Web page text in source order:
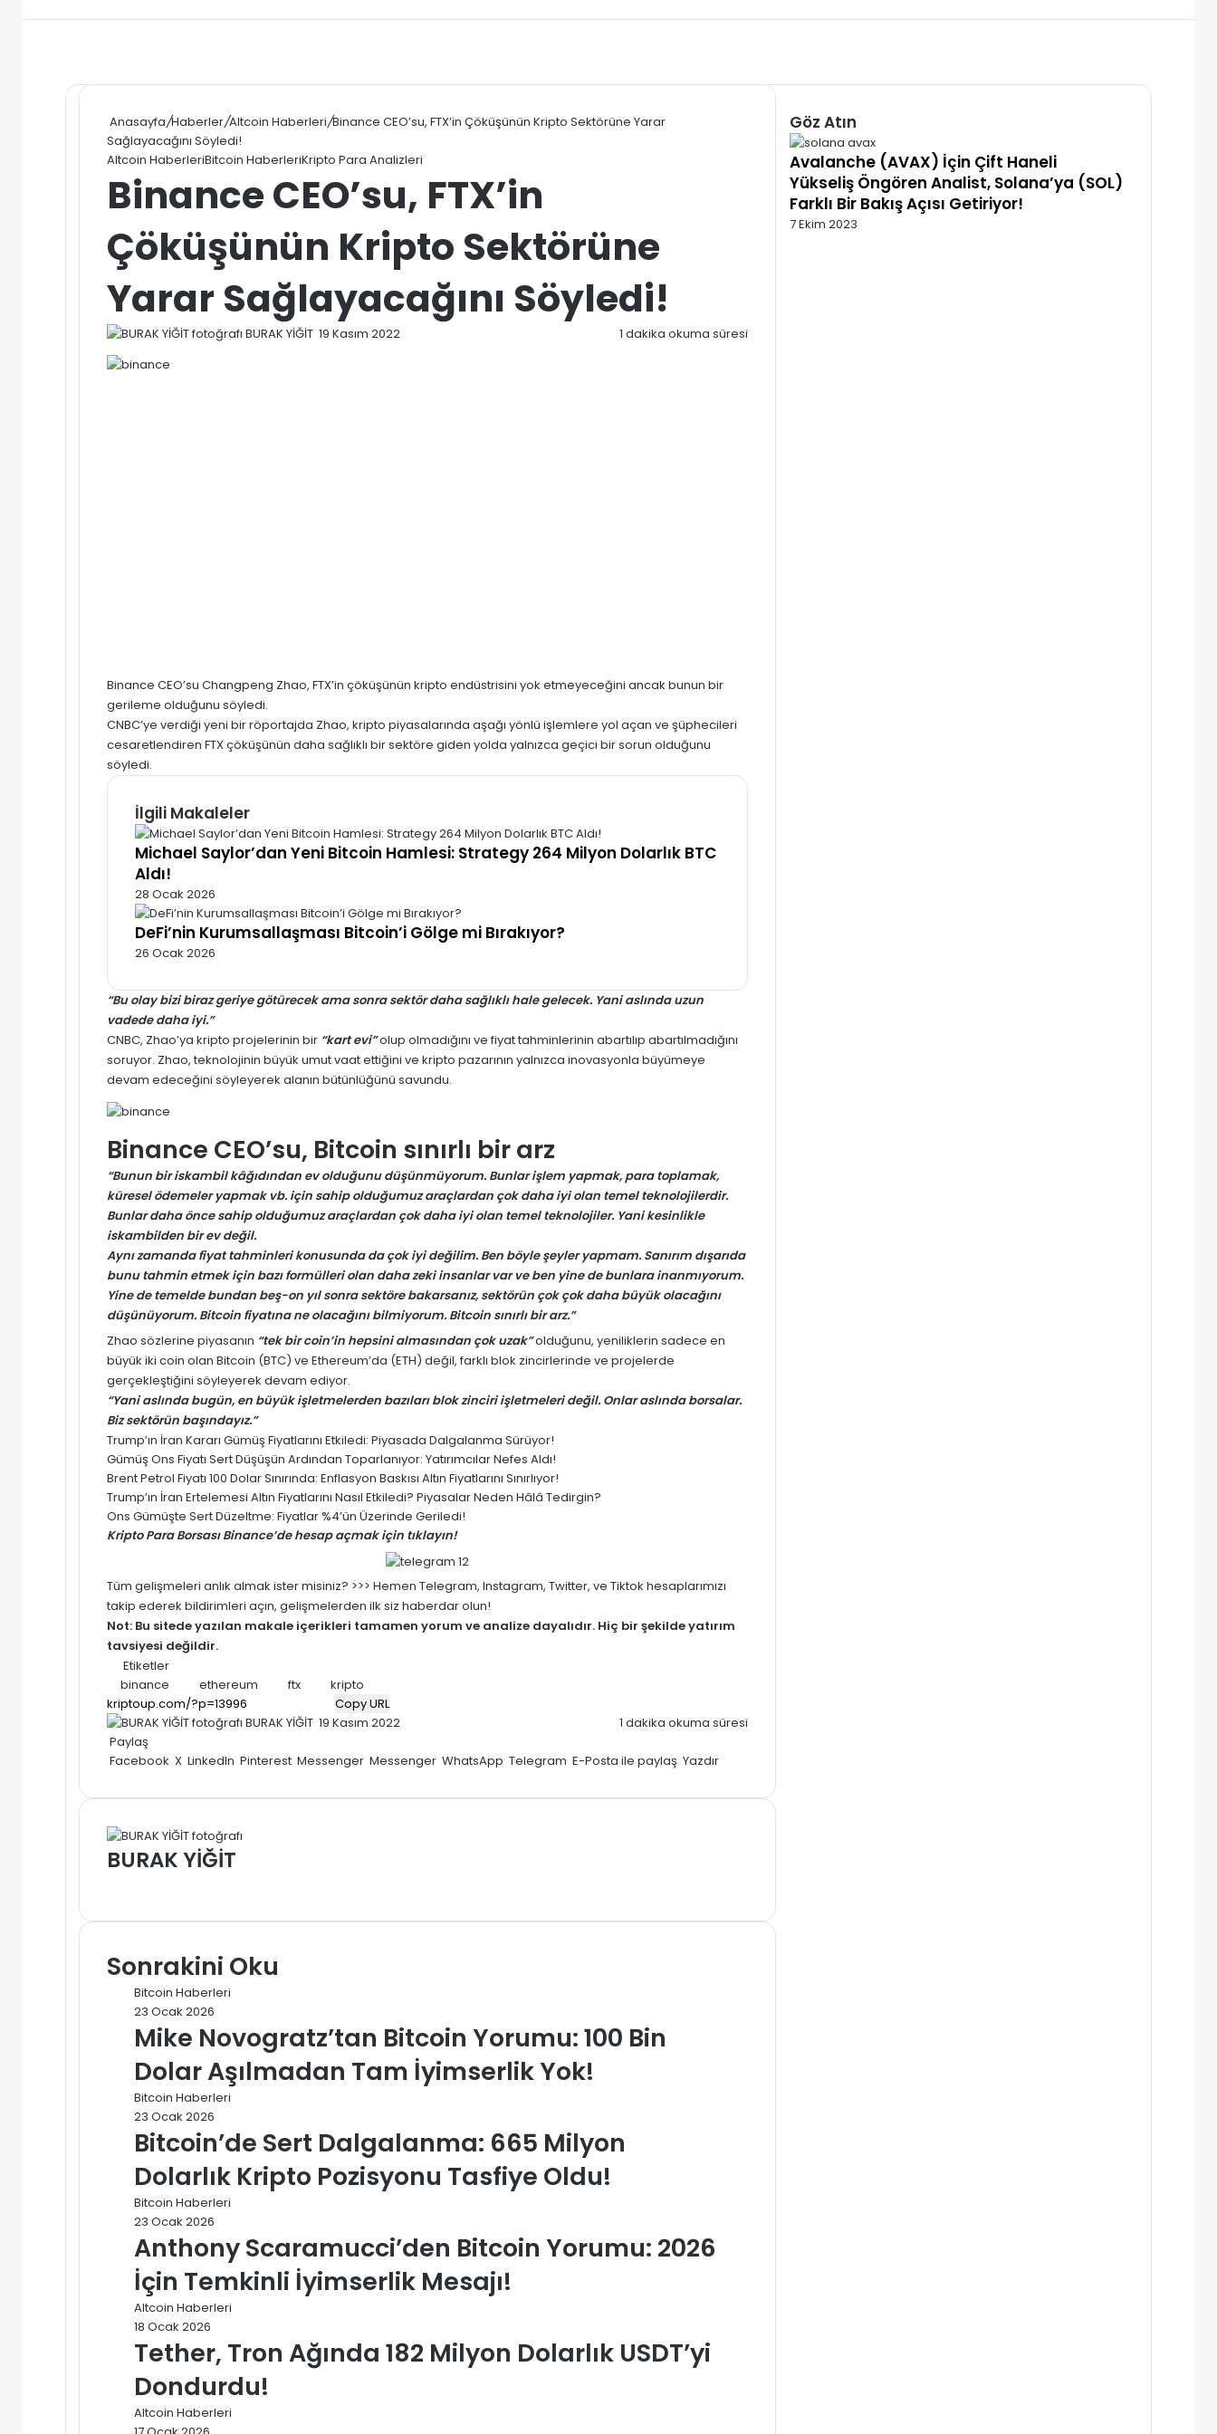
Anasayfa/Haberler/Altcoin Haberleri/Binance CEO’su, FTX’in Çöküşünün Kripto Sektörüne Yarar
Sağlayacağını Söyledi!
Altcoin HaberleriBitcoin HaberleriKripto Para Analizleri
Binance CEO’su, FTX’in
Çöküşünün Kripto Sektörüne
Yarar Sağlayacağını Söyledi!
BURAK YİĞİT Bir
19 Kasım 2022 1 dakika okuma süresi
Binance CEO’su Changpeng Zhao, FTX’in çöküşünün kripto endüstrisini yok etmeyeceğini ancak bunun bir
gerileme olduğunu söyledi.
CNBC’ye verdiği yeni bir röportajda Zhao, kripto piyasalarında aşağı yönlü işlemlere yol açan ve şüphecileri
cesaretlendiren FTXçöküşünün daha sağlıklı bir sektöre giden yolda yalnızca geçici bir sorun olduğunu
söyledi.
İlgili Makaleler
Michael Saylor’dan Yeni Bitcoin Hamlesi: Strategy 264 Milyon Dolarlık BTC
Aldı!
28 Ocak 2026
DeFi’nin Kurumsallaşması Bitcoin’i Gölge mi Bırakıyor?
26 Ocak 2026
“Bu olay bizi biraz geriye götürecek ama sonra sektör daha sağlıklı hale gelecek. Yani aslında uzun
vadede daha iyi.”
CNBC, Zhao’ya kripto projelerinin bir “kart evi”olup olmadığını ve fiyat tahminlerinin abartılıp abartılmadığını
soruyor. Zhao, teknolojinin büyük umut vaat ettiğini ve kripto pazarının yalnızca inovasyonla büyümeye
devam edeceğini söyleyerek alanın bütünlüğünü savundu.
Binance CEO’su, Bitcoin sınırlı bir arz
“Bunun bir iskambil kâğıdından ev olduğunu düşünmüyorum. Bunlar işlem yapmak, para toplamak,
küresel ödemeler yapmak vb. için sahip olduğumuz araçlardan çok daha iyi olan temel teknolojilerdir.
Bunlar daha önce sahip olduğumuz araçlardan çok daha iyi olan temel teknolojiler. Yani kesinlikle
iskambilden bir ev değil.
Aynı zamanda fiyat tahminleri konusunda da çok iyi değilim. Ben böyle şeyler yapmam. Sanırım dışarıda
bunu tahmin etmek için bazı formülleri olan daha zeki insanlar var ve ben yine de bunlara inanmıyorum.
Yine de temelde bundan beş-on yıl sonra sektöre bakarsanız, sektörün çok çok daha büyük olacağını
düşünüyorum. Bitcoin fiyatına ne olacağını bilmiyorum. Bitcoin sınırlı bir arz.”
Zhao sözlerine piyasanın “tek bir coin’in hepsini almasından çok uzak”olduğunu, yeniliklerin sadece en
büyük iki coin olan Bitcoin (BTC) ve Ethereum’da (ETH) değil, farklı blok zincirlerinde ve projelerde
gerçekleştiğini söyleyerek devam ediyor.
“Yani aslında bugün, en büyük işletmelerden bazıları blok zinciri işletmeleri değil. Onlar aslında borsalar.
Biz sektörün başındayız.”
Trump’ın İran Kararı Gümüş Fiyatlarını Etkiledi: Piyasada Dalgalanma Sürüyor!
Gümüş Ons Fiyatı Sert Düşüşün Ardından Toparlanıyor: Yatırımcılar Nefes Aldı!
Brent Petrol Fiyatı 100 Dolar Sınırında: Enflasyon Baskısı Altın Fiyatlarını Sınırlıyor!
Trump’ın İran Ertelemesi Altın Fiyatlarını Nasıl Etkiledi? Piyasalar Neden Hâlâ Tedirgin?
Ons Gümüşte Sert Düzeltme: Fiyatlar %4’ün Üzerinde Geriledi!
Kripto Para Borsası Binance’de hesap açmak için tıklayın!
Tüm gelişmeleri anlık almak ister misiniz? >>> Hemen Telegram, Instagram, Twitter, ve Tiktok hesaplarımızı
takip ederek bildirimleri açın, gelişmelerden ilk siz haberdar olun!
Not: Bu sitede yazılan makale içerikleri tamamen yorum ve analize dayalıdır. Hiç bir şekilde yatırım
tavsiyesi değildir.
Etiketler
binance
ethereum ftx
kripto
Copy URL
BURAK YİĞİT Bir
posta
19 Kasım 2022
1 dakika okuma süresi
Paylaş
Facebook X LinkedIn Pinterest Messenger Messenger WhatsApp Telegram E-Posta ile paylaş Yazdır
BURAK YİĞİT
Sonrakini Oku
Bitcoin Haberleri
23 Ocak 2026
Mike Novogratz’tan Bitcoin Yorumu: 100 Bin
Dolar Aşılmadan Tam İyimserlik Yok!
Bitcoin Haberleri
23 Ocak 2026
Bitcoin’de Sert Dalgalanma: 665 Milyon
Dolarlık Kripto Pozisyonu Tasfiye Oldu!
Bitcoin Haberleri
23 Ocak 2026
Anthony Scaramucci’den Bitcoin Yorumu: 2026
İçin Temkinli İyimserlik Mesajı!
Altcoin Haberleri
18 Ocak 2026
Tether, Tron Ağında 182 Milyon Dolarlık USDT’yi
Dondurdu!
Altcoin Haberleri
Göz Atın
Kapalı
Avalanche (AVAX) İçin Çift Haneli
Yükseliş Öngören Analist, Solana’ya (SOL)
Farklı Bir Bakış Açısı Getiriyor!
7 Ekim 2023